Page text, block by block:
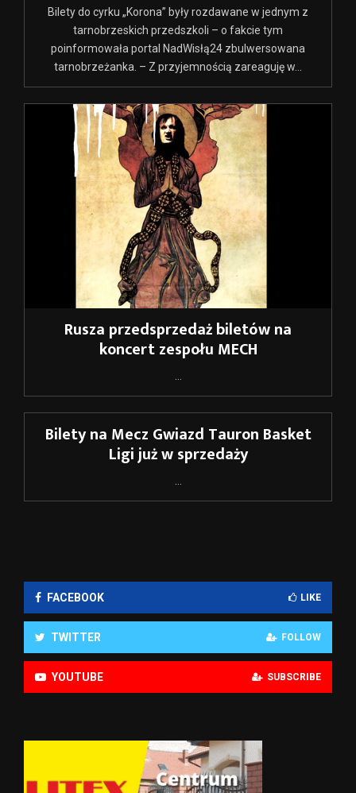
Bilety do cyrku „Korona” były rozdawane w jednym z
tarnobrzeskich przedszkoli – o fakcie tym
poinformowała portal NadWisłą24 zbulwersowana
tarnobrzeżanka. – Z przyjemnością zareaguję w...
Rusza przedsprzedaż biletów na
koncert zespołu MECH
Bilety na Mecz Gwiazd Tauron Basket
Ligi już w sprzedaży
FACEBOOK LIKE
TWITTER FOLLOW
YOUTUBE SUBSCRIBE